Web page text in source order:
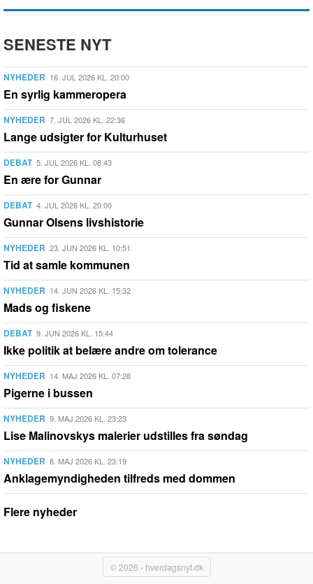
SENESTE NYT
NYHEDER 16. JUL 2026 KL. 20:00
En syrlig kammeropera
NYHEDER 7. JUL 2026 KL. 22:36
Lange udsigter for Kulturhuset
DEBAT 5. JUL 2026 KL. 08:43
En ære for Gunnar
DEBAT 4. JUL 2026 KL. 20:00
Gunnar Olsens livshistorie
NYHEDER 23. JUN 2026 KL. 10:51
Tid at samle kommunen
NYHEDER 14. JUN 2026 KL. 15:32
Mads og fiskene
DEBAT 9. JUN 2026 KL. 15:44
Ikke politik at belære andre om tolerance
NYHEDER 14. MAJ 2026 KL. 07:28
Pigerne i bussen
NYHEDER 9. MAJ 2026 KL. 23:23
Lise Malinovskys malerier udstilles fra søndag
NYHEDER 8. MAJ 2026 KL. 23:19
Anklagemyndigheden tilfreds med dommen
Flere nyheder
© 2026 - hverdagsnyt.dk